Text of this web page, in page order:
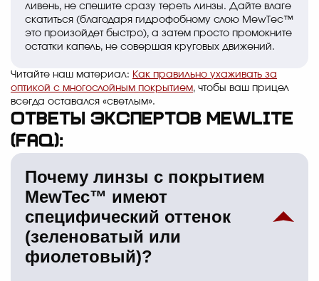
ливень, не спешите сразу тереть линзы. Дайте влаге
скатиться (благодаря гидрофобному слою MewTec™
это произойдет быстро), а затем просто промокните
остатки капель, не совершая круговых движений.
Читайте наш материал: Как правильно ухаживать за
оптикой с многослойным покрытием, чтобы ваш прицел
всегда оставался «светлым».
Ответы экспертов MewLite
(FAQ):
Почему линзы с покрытием
MewTec™ имеют
специфический оттенок
(зеленоватый или
фиолетовый)?